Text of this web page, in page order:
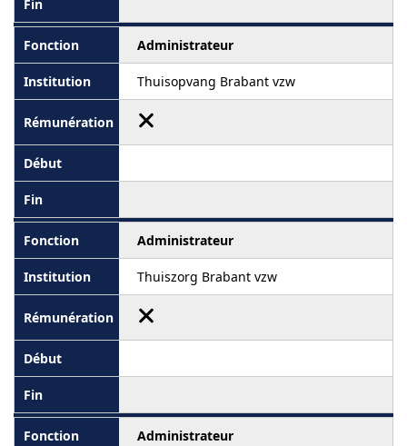
Administrateur
Thuisopvang Brabant vzw
Administrateur
Thuiszorg Brabant vzw
Administrateur